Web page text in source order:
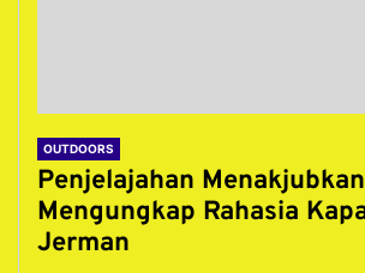
OUTDOORS
Penjelajahan
Mengungkap Rahasia
Jerman